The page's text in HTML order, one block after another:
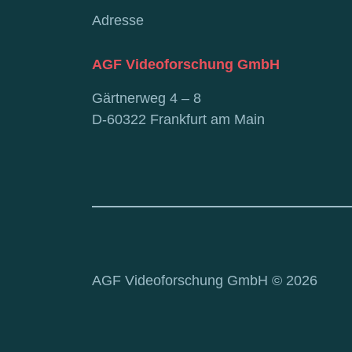
Adresse
AGF Videoforschung GmbH
Gärtnerweg 4 – 8
D-60322 Frankfurt am Main
AGF Videoforschung GmbH © 2026